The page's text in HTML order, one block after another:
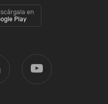
en
Play